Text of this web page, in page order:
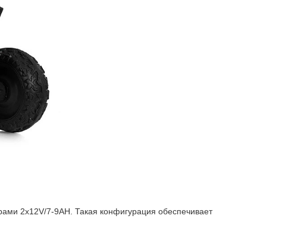
2х12V/7-9AH. Такая конфигурация обеспечивает